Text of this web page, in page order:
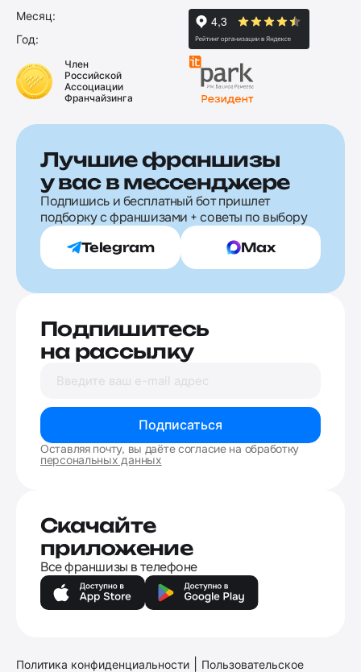
Месяц:
Год:
Член
Российской
Ассоциации
Франчайзинга
Лучшие франшизы
у вас в мессенджере
Подпишись и бесплатный бот пришлет
подборку с франшизами + советы по выбору
Telegram Max
Подпишитесь
на рассылку
Подписаться
Оставляя почту, вы даёте согласие на обработку
персональных данных
Скачайте
приложение
Все франшизы в телефоне
Политика конфиденциальности
Пользовательское